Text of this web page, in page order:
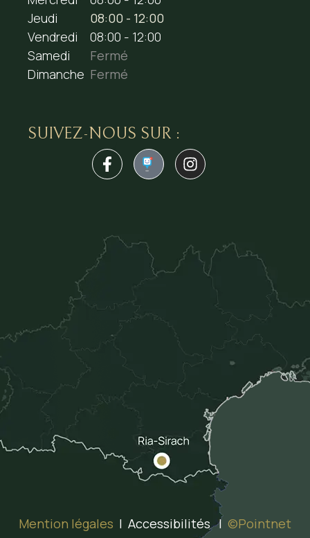
Jeudi
08:00 - 12:00
Vendredi
08:00 - 12:00
Samedi
Fermé
Dimanche Fermé
SUIVEZ-NOUS SUR :
1
Mention légales | Accessibilités | ©Pointnet